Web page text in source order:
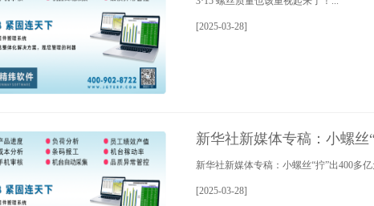
[2025-03-28]
新华社新媒体专稿：小螺丝
新华社新媒体专稿：小螺丝“拧”出400多
[2025-03-28]